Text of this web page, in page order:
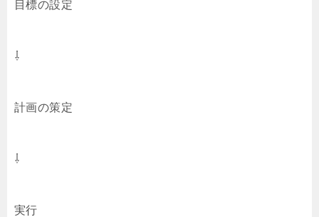
目標の設定
⇩
計画の策定
⇩
実行